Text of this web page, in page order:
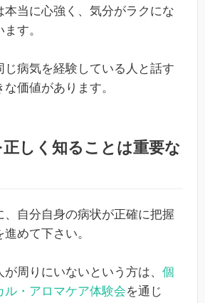
本当に心強く、気分がラクにな
す。
じ病気を経験している人と話す
価値があります。
正しく知ることは重要な
、自分自身の病状が正確に把握
めて下さい。
周りにいないという方は、 個
ル・アロマケア体験会を通じ